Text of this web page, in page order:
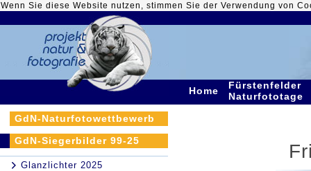
Wenn Sie diese Website nutzen, stimmen Sie der Verwendung von
Home
Fürstenfelder
Naturfototage
GdN-Naturfotowettbewerb
GdN-Siegerbilder 99-25
Glanzlichter 2025